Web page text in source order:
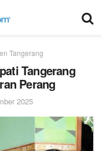
Tangerang
Tangerang
Perang
2025